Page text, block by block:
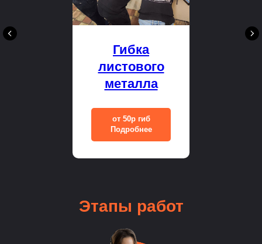
Гибка
листового
металла
от 50р гиб
Подробнее
Этапы работ